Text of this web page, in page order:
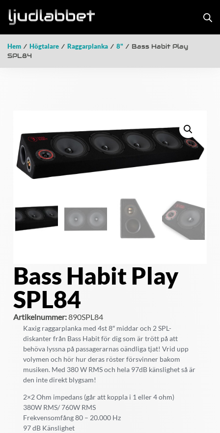
Hem / Högtalare / Raggarplanka / 8" / Bass Habit Play
SPL84
Bass Habit Play
SPL84
Artikelnummer:890SPL84
Kaxig raggarplanka med 4st 8″ middar och 2 SPL-
diskanter från Bass Habit för dig som är trött på att
behöva lyssna på passagerarnas oändliga tjat! Vrid upp
volymen och hör hur deras röster försvinner bakom
musiken. Med 380 W RMS och hela 97dB känslighet så är
den inte direkt blygsam!
2×2 Ohm impedans (går att koppla i 1 eller 4 ohm)
380W RMS/ 760W RMS
Frekvensomfång 80 – 20.000 Hz
97 dB Känslighet